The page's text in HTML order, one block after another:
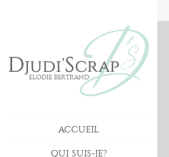
ACCUEIL
QUI SUIS-JE?